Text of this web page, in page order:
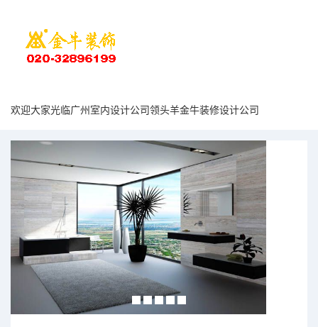
欢迎大家光临广州室内设计公司领头羊金牛装修设计公司